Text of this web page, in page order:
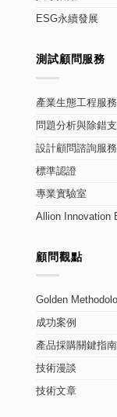
ESG永續發展
測試顧問服務
產業生態工程服務
問題分析與除錯
設計顧問諮詢服務
標準認證
專業實驗室
Allion Innovation
顧問觀點
Golden
成功案例
產品採購關鍵指南
技術漫談
技術文章